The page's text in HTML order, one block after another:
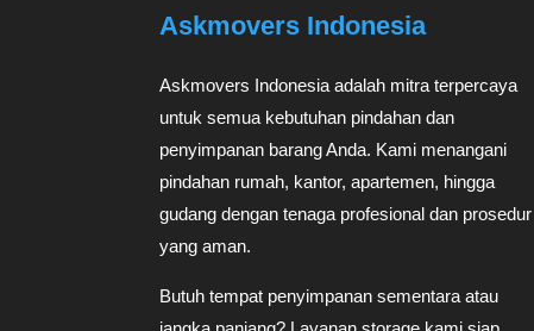
Askmovers Indonesia
Askmovers Indonesia adalah mitra terpercaya
untuk semua kebutuhan pindahan dan
penyimpanan barang Anda. Kami menangani
pindahan rumah, kantor, apartemen, hingga
gudang dengan tenaga profesional dan prosedur
yang aman.
Butuh tempat penyimpanan sementara atau